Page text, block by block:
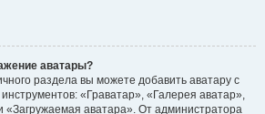
аватары?
раздела вы можете добавить аватару с
«Граватар», «Галерея аватар»,
«Загружаемая аватара». От администратора